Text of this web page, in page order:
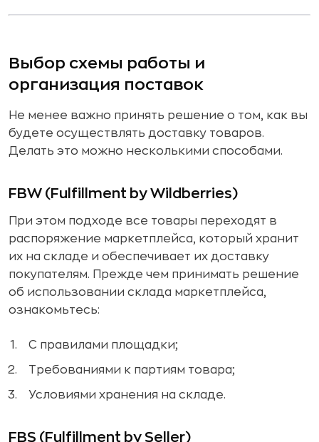
Выбор схемы работы и
организация поставок
Не менее важно принять решение о том, как вы
будете осуществлять доставку товаров.
Делать это можно несколькими способами.
FBW (Fulfillment by Wildberries)
При этом подходе все товары переходят в
распоряжение маркетплейса, который хранит
их на складе и обеспечивает их доставку
покупателям. Прежде чем принимать решение
об использовании склада маркетплейса,
ознакомьтесь:
С правилами площадки;
Требованиями к партиям товара;
Условиями хранения на складе.
FBS (Fulfillment by Seller)